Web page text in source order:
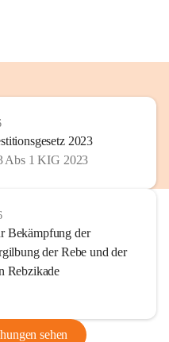
2023
Abs 1 KIG 2023
Bekämpfung der
der Rebe und der
Rebzikade
sehen